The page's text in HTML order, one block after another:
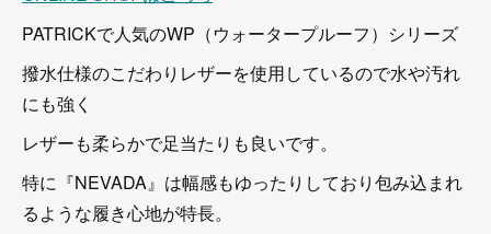
PATRICKで人気のWP（ウォータープルーフ）シリーズ
撥水仕様のこだわりレザーを使用しているので水や汚れ
にも強く
レザーも柔らかで足当たりも良いです。
特に『NEVADA』は幅感もゆったりしており包み込まれ
るような履き心地が特長。